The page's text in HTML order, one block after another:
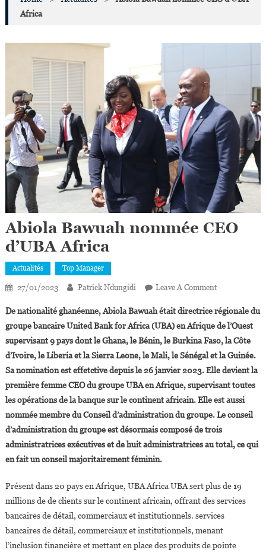
Africa
Abiola Bawuah nommée CEO
d’UBA Africa
Actualités Top Manager
27/01/2023 Patrick Ndungidi Leave A CommentOn
Bawuah
Nommée
CEO
D’UBA
Africa
De nationalité ghanéenne, Abiola Bawuah était directrice régionale du
groupe bancaire United Bank for Africa (UBA) en Afrique de l’Ouest
supervisant 9 pays dont le Ghana, le Bénin, le Burkina Faso, la Côte
d’Ivoire, le Liberia et la Sierra Leone, le Mali, le Sénégal et la Guinée.
Sa nomination est effetctive depuis le 26 janvier 2023. Elle devient la
première femme CEO du groupe UBA en Afrique, supervisant toutes
les opérations de la banque sur le continent africain. Elle est aussi
nommée membre du Conseil d’administration du groupe. Le conseil
d’administration du groupe est désormais composé de trois
administratrices exécutives et de huit administratrices au total, ce qui
en fait un conseil majoritairement féminin.
Présent dans 20 pays en Afrique, UBA Africa UBA sert plus de 19
millions de de clients sur le continent africain, offrant des services
bancaires de détail, commerciaux et institutionnels. services
bancaires de détail, commerciaux et institutionnels, menant
l’inclusion financière et mettant en place des produits de pointe